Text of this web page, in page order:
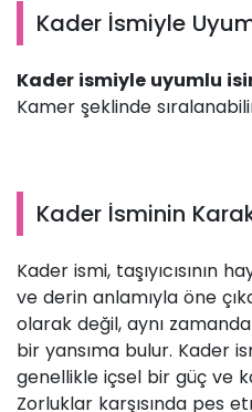
Kader İsmiyle
Kader ismiyle uyumlu
Kamer şeklinde
Kader İsminin
Kader ismi, taşıyıcısının
ve derin anlamıyla öne
olarak değil, aynı
bir yansıma bulur. Kader
genellikle içsel bir güç ve
Zorluklar karşısında pes